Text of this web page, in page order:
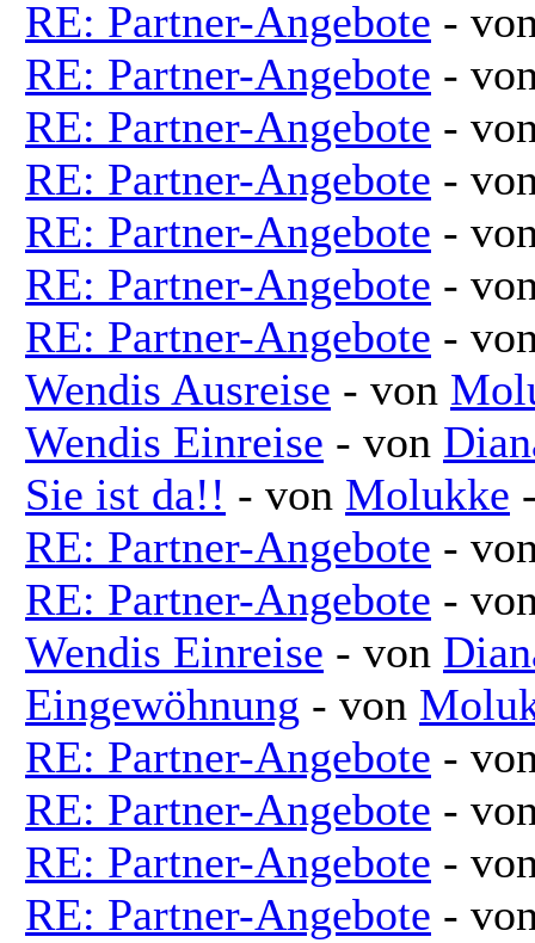
RE: Partner-Angebote -
RE: Partner-Angebote -
RE: Partner-Angebote -
RE: Partner-Angebote -
RE: Partner-Angebote -
RE: Partner-Angebote -
RE: Partner-Angebote -
Wendis Ausreise - von
Wendis Einreise - von
Sie ist da!! - von Molukke
RE: Partner-Angebote -
RE: Partner-Angebote -
Wendis Einreise - von
Eingewöhnung - von
RE: Partner-Angebote -
RE: Partner-Angebote -
RE: Partner-Angebote -
RE: Partner-Angebote -